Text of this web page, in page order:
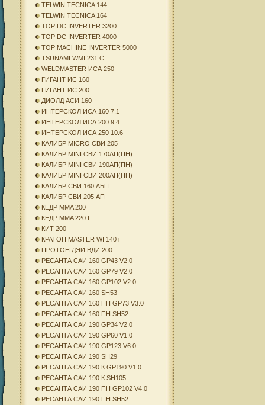
TELWIN TECNICA 144
TELWIN TECNICA 164
TOP DC INVERTER 3200
TOP DC INVERTER 4000
TOP MACHINE INVERTER 5000
TSUNAMI WMI 231 C
WELDMASTER ИСА 250
ГИГАНТ ИС 160
ГИГАНТ ИС 200
ДИОЛД АСИ 160
ИНТЕРСКОЛ ИСА 160 7.1
ИНТЕРСКОЛ ИСА 200 9.4
ИНТЕРСКОЛ ИСА 250 10.6
КАЛИБР MICRO СВИ 205
КАЛИБР MINI СВИ 170АП(ПН)
КАЛИБР MINI СВИ 190АП(ПН)
КАЛИБР MINI СВИ 200АП(ПН)
КАЛИБР СВИ 160 АБП
КАЛИБР СВИ 205 АП
КЕДР MMA 200
КЕДР MMA 220 F
КИТ 200
КРАТОН MASTER WI 140 i
ПРОТОН ДЭИ ВДИ 200
РЕСАНТА САИ 160 GP43 V2.0
РЕСАНТА САИ 160 GP79 V2.0
РЕСАНТА САИ 160 GP102 V2.0
РЕСАНТА САИ 160 SH53
РЕСАНТА САИ 160 ПН GP73 V3.0
РЕСАНТА САИ 160 ПН SH52
РЕСАНТА САИ 190 GP34 V2.0
РЕСАНТА САИ 190 GP60 V1.0
РЕСАНТА САИ 190 GP123 V6.0
РЕСАНТА САИ 190 SH29
РЕСАНТА САИ 190 К GP190 V1.0
РЕСАНТА САИ 190 К SH105
РЕСАНТА САИ 190 ПН GP102 V4.0
РЕСАНТА САИ 190 ПН SH52